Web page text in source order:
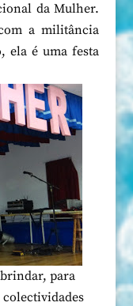
da Mulher.
a militância
ela é uma festa
para